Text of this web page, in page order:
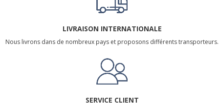
LIVRAISON INTERNATIONALE
Nous livrons dans de nombreux pays et proposons différents transporteurs.
SERVICE CLIENT